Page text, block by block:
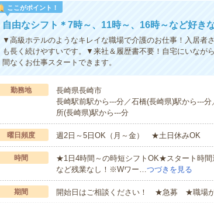
ここがポイント！
自由なシフト＊7時～、11時～、16時～など好き
▼高級ホテルのようなキレイな職場で介護のお仕事！入居者
も長く続けやすいです。▼来社＆履歴書不要！自宅にいなが
間なくお仕事スタートできます。
勤務地
長崎県長崎市
長崎駅前駅から---分／石橋(長崎県)駅から---
所(長崎県)駅から---分
曜日頻度 週2日～5日OK（月～金） ★土日休みOK
時間
★1日4時間～の時短シフトOK★スタート時間
など残業なし！※Wワー…つづきを見る
期間 開始日はご相談ください！ ★急募 ★職場が